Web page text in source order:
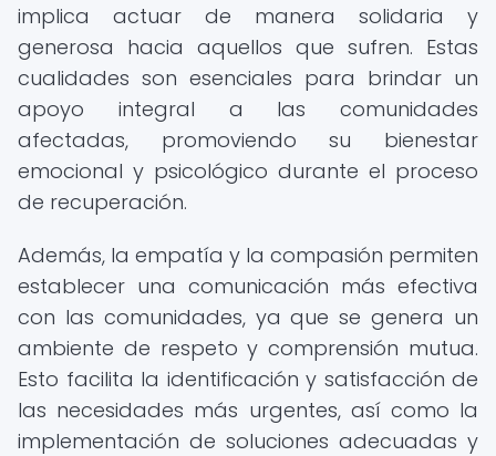
implica actuar de manera solidaria y
generosa hacia aquellos que sufren. Estas
cualidades son esenciales para brindar un
apoyo integral a las comunidades
afectadas, promoviendo su bienestar
emocional y psicológico durante el proceso
de recuperación.
Además, la empatía y la compasión permiten
establecer una comunicación más efectiva
con las comunidades, ya que se genera un
ambiente de respeto y comprensión mutua.
Esto facilita la identificación y satisfacción de
las necesidades más urgentes, así como la
implementación de soluciones adecuadas y